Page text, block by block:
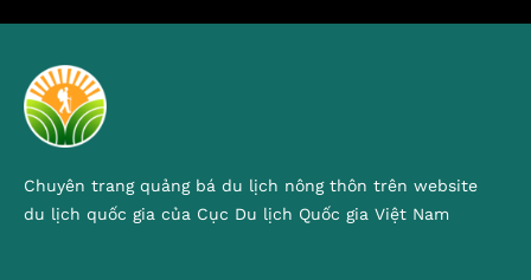
Chuyên trang quảng bá du lịch nông thôn trên website
du lịch quốc gia của Cục Du lịch Quốc gia Việt Nam